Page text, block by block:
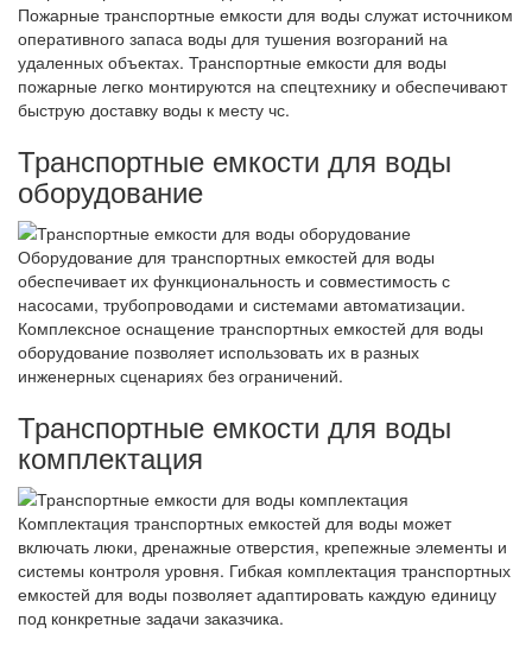
Пожарные транспортные емкости для воды служат источником
оперативного запаса воды для тушения возгораний на
удаленных объектах. Транспортные емкости для воды
пожарные легко монтируются на спецтехнику и обеспечивают
быструю доставку воды к месту чс.
Транспортные емкости для воды
оборудование
Оборудование для транспортных емкостей для воды
обеспечивает их функциональность и совместимость с
насосами, трубопроводами и системами автоматизации.
Комплексное оснащение транспортных емкостей для воды
оборудование позволяет использовать их в разных
инженерных сценариях без ограничений.
Транспортные емкости для воды
комплектация
Комплектация транспортных емкостей для воды может
включать люки, дренажные отверстия, крепежные элементы и
системы контроля уровня. Гибкая комплектация транспортных
емкостей для воды позволяет адаптировать каждую единицу
под конкретные задачи заказчика.